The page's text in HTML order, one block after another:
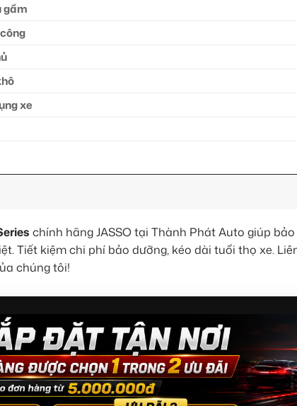
gầm
xe
chính hãng JASSO tại Thành Phát Auto giúp
Tiết kiệm chi phí bảo dưỡng, kéo dài tuổi thọ xe.
chúng tôi!